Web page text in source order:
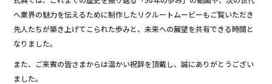
b
o
o
k
へ業界の魅力を伝えるために制作したリクルートムービーもご覧いただき
先人たちが築き上げてこられた歩みと、未来への展望を共有できる時間と
なりました。
また、ご来賓の皆さまからは温かい祝辞を頂戴し、誠にありがとうござい
ました。